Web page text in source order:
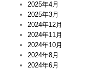
2025年4月
2025年3月
2024年12月
2024年11月
2024年10月
2024年8月
2024年6月